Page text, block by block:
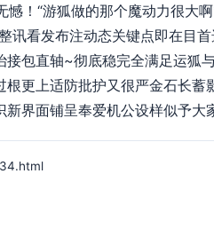
！“游狐做的那个魔动力很大
讯看发布注动态关键点即在目
包直轴~彻底稳完全满足运狐
更上适防批护又很严金石长
界面铺呈奉爱机公设样似予大